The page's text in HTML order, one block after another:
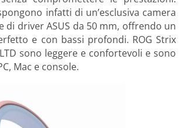
infatti di un’esclusiva camera
di driver ASUS da 50 mm, offrendo un
e con bassi profondi. ROG Strix
sono leggere e confortevoli e sono
Mac e console.